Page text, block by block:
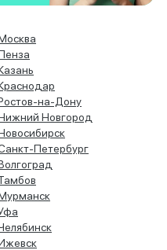
на-Дону
Новгород
Петербург